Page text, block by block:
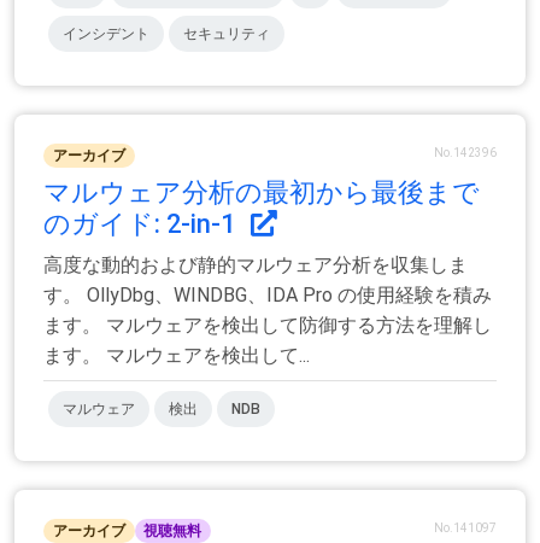
インシデント セキュリティ
アーカイブ No.142396
マルウェア分析の最初から最後まで
のガイド: 2-in-1
高度な動的および静的マルウェア分析を収集しま
す。 OllyDbg、WINDBG、IDA Pro の使用経験を積み
ます。 マルウェアを検出して防御する方法を理解し
ます。 マルウェアを検出して...
マルウェア 検出 NDB
アーカイブ 視聴無料 No.141097